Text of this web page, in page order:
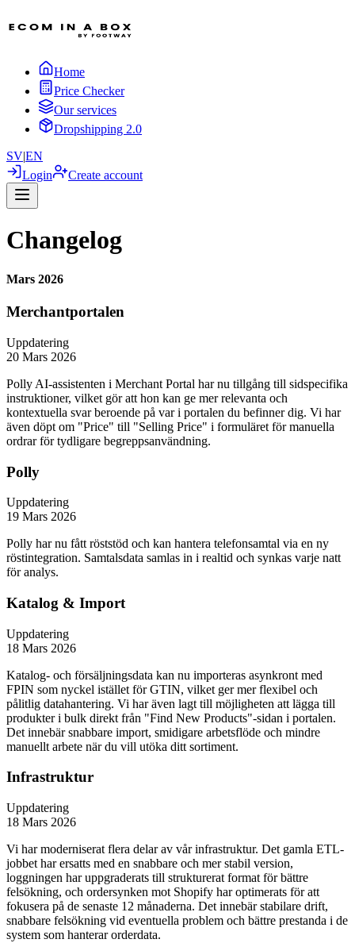
Home
Price Checker
Our services
Dropshipping 2.0
SV|EN
Login
Create account
Changelog
Mars 2026
Merchantportalen
Uppdatering
20 Mars 2026
Polly AI-assistenten i Merchant Portal har nu tillgång till sidspecifika
instruktioner, vilket gör att hon kan ge mer relevanta och
kontextuella svar beroende på var i portalen du befinner dig. Vi har
även döpt om "Price" till "Selling Price" i formuläret för manuella
ordrar för tydligare begreppsanvändning.
Polly
Uppdatering
19 Mars 2026
Polly har nu fått röststöd och kan hantera telefonsamtal via en ny
röstintegration. Samtalsdata samlas in i realtid och synkas varje natt
för analys.
Katalog & Import
Uppdatering
18 Mars 2026
Katalog- och försäljningsdata kan nu importeras asynkront med
FPIN som nyckel istället för GTIN, vilket ger mer flexibel och
pålitlig datahantering. Vi har även lagt till möjligheten att lägga till
produkter i bulk direkt från "Find New Products"-sidan i portalen.
Det innebär snabbare import, smidigare arbetsflöde och mindre
manuellt arbete när du vill utöka ditt sortiment.
Infrastruktur
Uppdatering
18 Mars 2026
Vi har moderniserat flera delar av vår infrastruktur. Det gamla ETL-
jobbet har ersatts med en snabbare och mer stabil version,
loggningen har uppgraderats till strukturerat format för bättre
felsökning, och ordersynken mot Shopify har optimerats för att
fokusera på de senaste 12 månaderna. Det innebär stabilare drift,
snabbare felsökning vid eventuella problem och bättre prestanda i de
system som hanterar orderdata.